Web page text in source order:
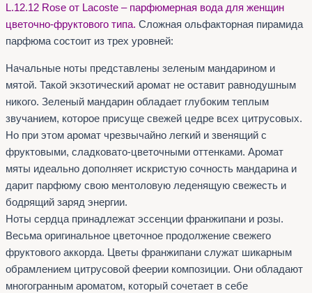
L.12.12 Rose от Lacoste – парфюмерная вода для женщин
цветочно-фруктового типа. Сложная ольфакторная пирамида
парфюма состоит из трех уровней:
Начальные ноты представлены зеленым мандарином и
мятой. Такой экзотический аромат не оставит равнодушным
никого. Зеленый мандарин обладает глубоким теплым
звучанием, которое присуще свежей цедре всех цитрусовых.
Но при этом аромат чрезвычайно легкий и звенящий с
фруктовыми, сладковато-цветочными оттенками. Аромат
мяты идеально дополняет искристую сочность мандарина и
дарит парфюму свою ментоловую леденящую свежесть и
бодрящий заряд энергии.
Ноты сердца принадлежат эссенции франжипани и розы.
Весьма оригинальное цветочное продолжение свежего
фруктового аккорда. Цветы франжипани служат шикарным
обрамлением цитрусовой феерии композиции. Они обладают
многогранным ароматом, который сочетает в себе